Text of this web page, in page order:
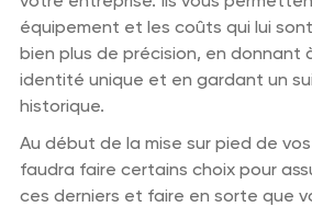
équipement et les coûts qui lui
bien plus de précision, en donnant
identité unique et en gardant un
historique.
Au début de la mise sur pied de
faudra faire certains choix pour
ces derniers et faire en sorte que